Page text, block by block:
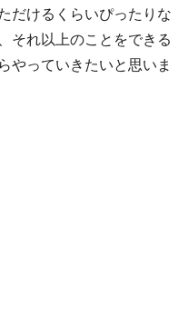
だけるくらいぴったりな
それ以上のことをできる
やっていきたいと思いま